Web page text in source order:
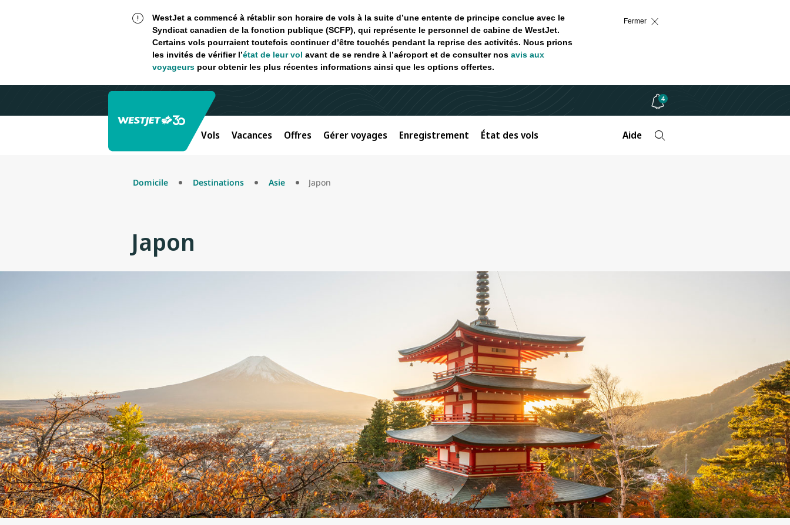
WestJet a commencé à rétablir son horaire de vols à la suite d’une entente de principe conclue avec le
Syndicat canadien de la fonction publique (SCFP), qui représente le personnel de cabine de WestJet.
Certains vols pourraient toutefois continuer d’être touchés pendant la reprise des activités. Nous prions
les invités de vérifier l’état de leur vol avant de se rendre à l’aéroport et de consulter nos avis aux
voyageurspour obtenir les plus récentes informations ainsi que les options offertes.
Fermer
4
Vols Vacances Offres Gérer voyages Enregistrement État des vols Aide
Domicile Destinations Asie Japon
Japon